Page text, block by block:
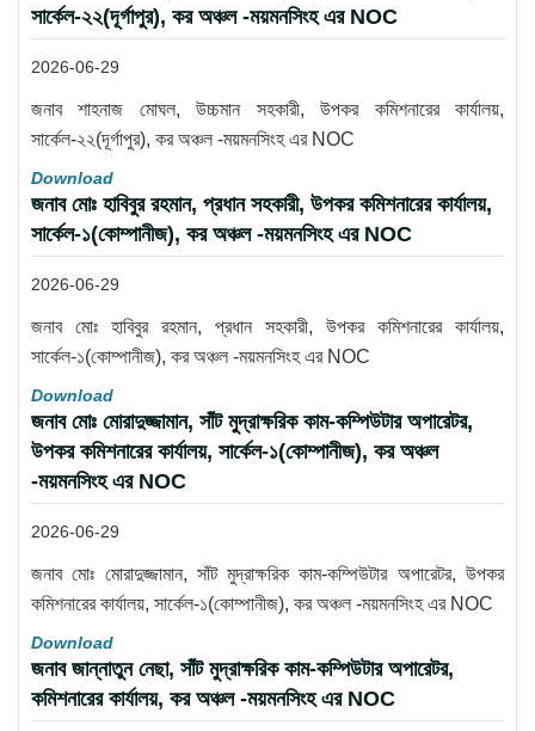
সার্কেল-২২(দূর্গাপুর), কর অঞ্চল -ময়মনসিংহ এর NOC
2026-06-29
জনাব শাহনাজ মোঘল, উচ্চমান সহকারী, উপকর কমিশনারের কার্যালয়,
সার্কেল-২২(দূর্গাপুর), কর অঞ্চল -ময়মনসিংহ এর NOC
Download
জনাব মোঃ হাবিবুর রহমান, প্রধান সহকারী, উপকর কমিশনারের কার্যালয়,
সার্কেল-১(কোম্পানীজ), কর অঞ্চল -ময়মনসিংহ এর NOC
2026-06-29
জনাব মোঃ হাবিবুর রহমান, প্রধান সহকারী, উপকর কমিশনারের কার্যালয়,
সার্কেল-১(কোম্পানীজ), কর অঞ্চল -ময়মনসিংহ এর NOC
Download
জনাব মোঃ মোরাদুজ্জামান, সাঁট মুদ্রাক্ষরিক কাম-কম্পিউটার অপারেটর,
উপকর কমিশনারের কার্যালয়, সার্কেল-১(কোম্পানীজ), কর অঞ্চল
-ময়মনসিংহ এর NOC
2026-06-29
জনাব মোঃ মোরাদুজ্জামান, সাঁট মুদ্রাক্ষরিক কাম-কম্পিউটার অপারেটর, উপকর
কমিশনারের কার্যালয়, সার্কেল-১(কোম্পানীজ), কর অঞ্চল -ময়মনসিংহ এর NOC
Download
জনাব জান্নাতুন নেছা, সাঁট মুদ্রাক্ষরিক কাম-কম্পিউটার অপারেটর,
কমিশনারের কার্যালয়, কর অঞ্চল -ময়মনসিংহ এর NOC